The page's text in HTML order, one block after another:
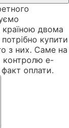
двома
купити
з них. Саме на
контролю е-
факт оплати.